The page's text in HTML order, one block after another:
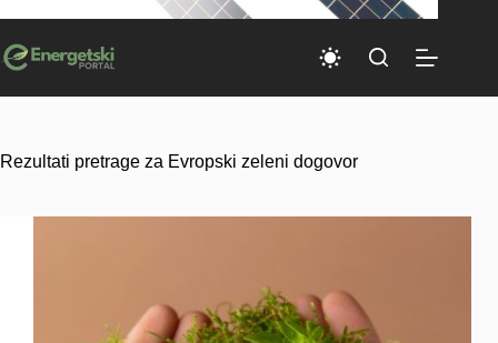
Rezultati pretrage za Evropski zeleni dogovor